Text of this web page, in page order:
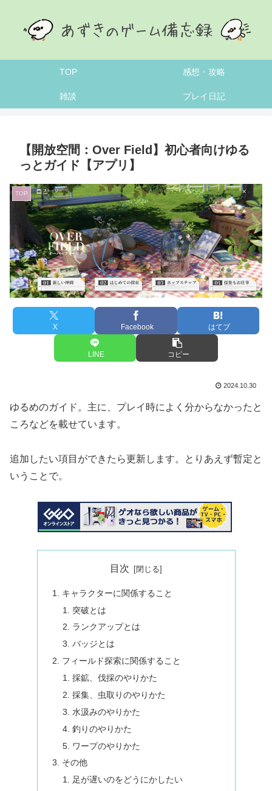
TOP 感想・攻略
雑談 プレイ日記
【開放空間：Over Field】初心者向けゆる
っとガイド【アプリ】
TOP
X Facebook はてブ
LINE コピー
2024.10.30
ゆるめのガイド。主に、プレイ時によく分からなかったと
ころなどを載せています。
追加したい項目ができたら更新します。とりあえず暫定と
いうことで。
目次
キャラクターに関係すること
突破とは
ランクアップとは
バッジとは
フィールド探索に関係すること
採鉱、伐採のやりかた
採集、虫取りのやりかた
水汲みのやりかた
釣りのやりかた
ワープのやりかた
その他
足が遅いのをどうにかしたい